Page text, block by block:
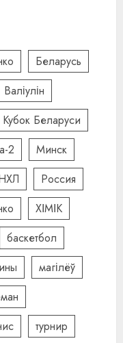
Беларусь
Валіулін
Кубок Беларуси
2
Минск
Россия
ХІМІК
баскетбол
магілёў
турнир